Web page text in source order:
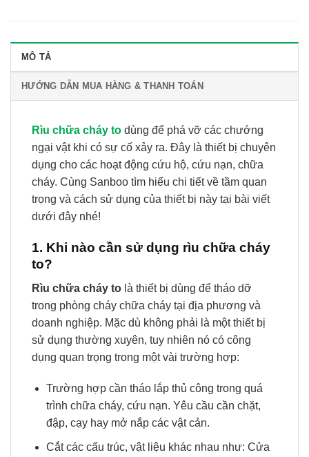
MÔ TẢ
HƯỚNG DẪN MUA HÀNG & THANH TOÁN
Rìu chữa cháy to dùng để phá vỡ các chướng
ngại vật khi có sự cố xảy ra. Đây là thiết bị chuyên
dụng cho các hoạt động cứu hộ, cứu nạn, chữa
cháy. Cùng Sanboo tìm hiểu chi tiết về tầm quan
trọng và cách sử dụng của thiết bị này tại bài viết
dưới đây nhé!
1. Khi nào cần sử dụng rìu chữa cháy
to?
Rìu chữa cháy to là thiết bị dùng để tháo dỡ
trong phòng cháy chữa cháy tại địa phương và
doanh nghiệp. Mặc dù không phải là một thiết bị
sử dụng thường xuyên, tuy nhiên nó có công
dụng quan trọng trong một vài trường hợp:
Trường hợp cần tháo lắp thủ công trong quá
trình chữa cháy, cứu nạn. Yêu cầu cần chặt,
đập, cạy hay mở nắp các vật cản.
Cắt các cấu trúc, vật liệu khác nhau như: Cửa